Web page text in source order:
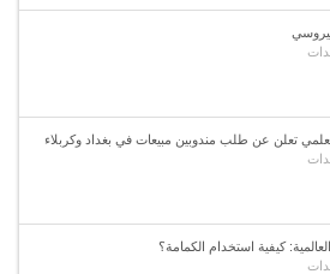
تعلن عن طلب مندوبين مبيعات في بغداد وكربلاء
كيفية استخدام الكمامة؟